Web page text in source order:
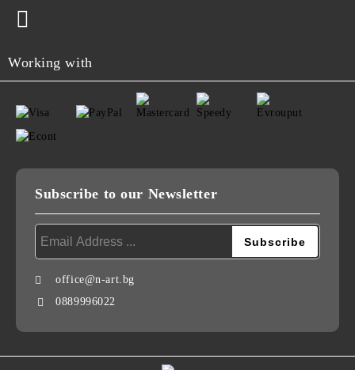
Working with
Subscribe to our Newsletter
office@n-art.bg
0889996022